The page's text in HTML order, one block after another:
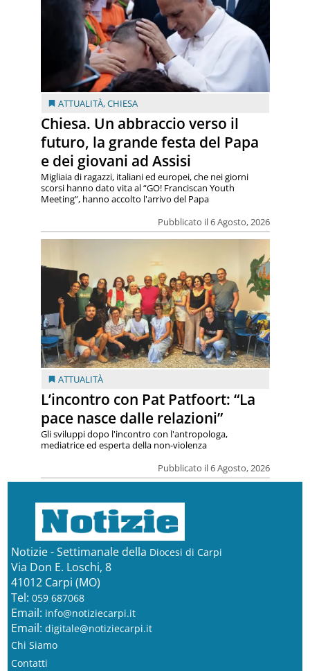
ATTUALITÀ,CHIESA
Chiesa. Un abbraccio verso il
futuro, la grande festa del Papa
e dei giovani ad Assisi
Pubblicato il 6 Agosto, 2026
Migliaia di ragazzi, italiani ed europei, che nei giorni
scorsi hanno dato vita al “GO! Franciscan Youth
Meeting”, hanno accolto l'arrivo del Papa
ATTUALITÀ
L’incontro con Pat Patfoort: “La
pace nasce dalle relazioni”
Pubblicato il 6 Agosto, 2026
Gli sviluppi dopo l'incontro con l'antropologa,
mediatrice ed esperta della non-violenza
Notizie - Settimanale della Diocesi di Carpi
Via Don E. Loschi, 8
41012 Carpi (MO)
Tel: 059 687068
Email: info@notiziecarpi.it
Email: digitale@notiziecarpi.it
Chi Siamo
Contatti